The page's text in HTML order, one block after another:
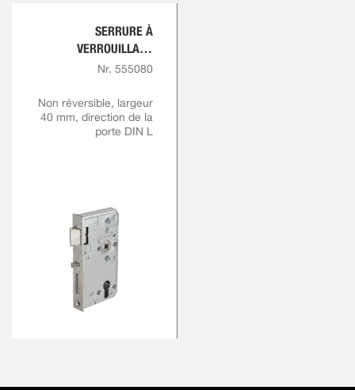
SERRURE À
VERROUILLAGE
AUTOMATIQUE
Nr. 555080
Non réversible, largeur
40 mm, direction de la
porte DIN L